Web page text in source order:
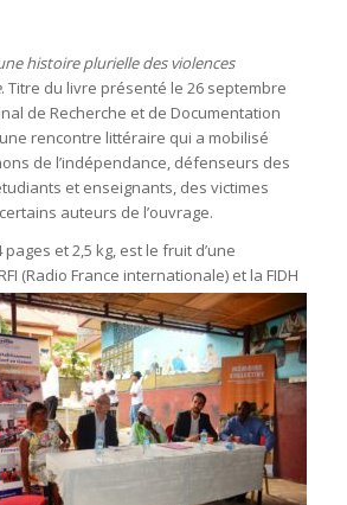
histoire plurielle des violences
. Titre du livre présenté le 26 septembre
de Recherche et de Documentation
rencontre littéraire qui a mobilisé
de l’indépendance, défenseurs des
et enseignants, des victimes
auteurs de l’ouvrage.
et 2,5 kg, est le fruit d’une
(Radio France internationale) et la FIDH